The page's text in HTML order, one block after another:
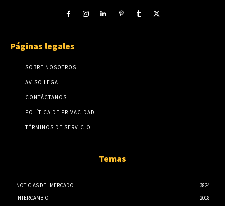
Páginas legales
SOBRE NOSOTROS
AVISO LEGAL
CONTÁCTANOS
POLÍTICA DE PRIVACIDAD
TÉRMINOS DE SERVICIO
Temas
NOTICIAS DEL MERCADO
3824
INTERCAMBIO
2018